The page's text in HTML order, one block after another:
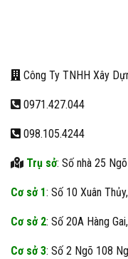
Công Ty TNHH Xây
0971.427.044
098.105.4244
Trụ sở: Số nhà 25
Cơ sở 1: Số 10 Xuân
Cơ sở 2: Số 20A Hàng
Cơ sở 3: Số 2 Ngõ 108